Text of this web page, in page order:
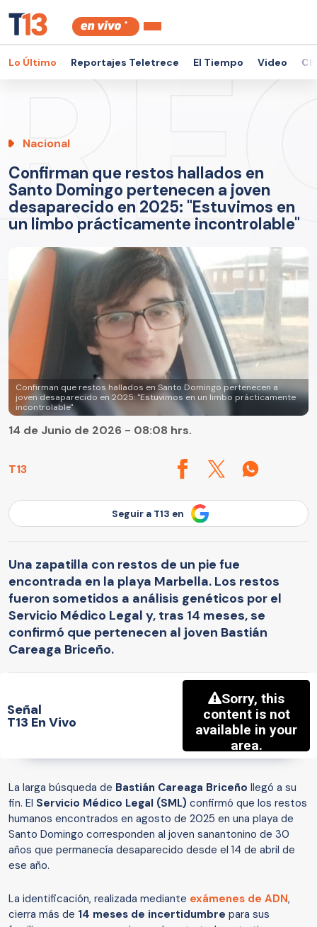
Lo Último Reportajes Teletrece El Tiempo Video
Nacional
Confirman que restos hallados en
Santo Domingo pertenecen a joven
desaparecido en 2025: "Estuvimos en
un limbo prácticamente incontrolable"
Confirman que restos hallados en Santo Domingo pertenecen a
joven desaparecido en 2025: "Estuvimos en un limbo prácticamente
incontrolable"
T13
14 de Junio de 2026 - 08:08 hrs.
Seguir a T13 en
Una zapatilla con restos de un pie fue
encontrada en la playa Marbella. Los restos
fueron sometidos a análisis genéticos por el
Servicio Médico Legal y, tras 14 meses, se
confirmó que pertenecen al joven Bastián
Careaga Briceño.
Señal
T13 En Vivo
La larga búsqueda de Bastián Careaga Briceño llegó a su
fin. El Servicio Médico Legal (SML) confirmó que los restos
humanos encontrados en agosto de 2025 en una playa de
Santo Domingo corresponden al joven sanantonino de 30
años que permanecía desaparecido desde el 14 de abril de
ese año.
La identificación, realizada mediante exámenes de ADN,
cierra más de 14 meses de incertidumbre para sus